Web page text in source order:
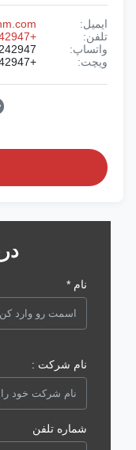
ایمیل:
واتساپ:
ویچت:
نام شرکت :
شماره تلفن